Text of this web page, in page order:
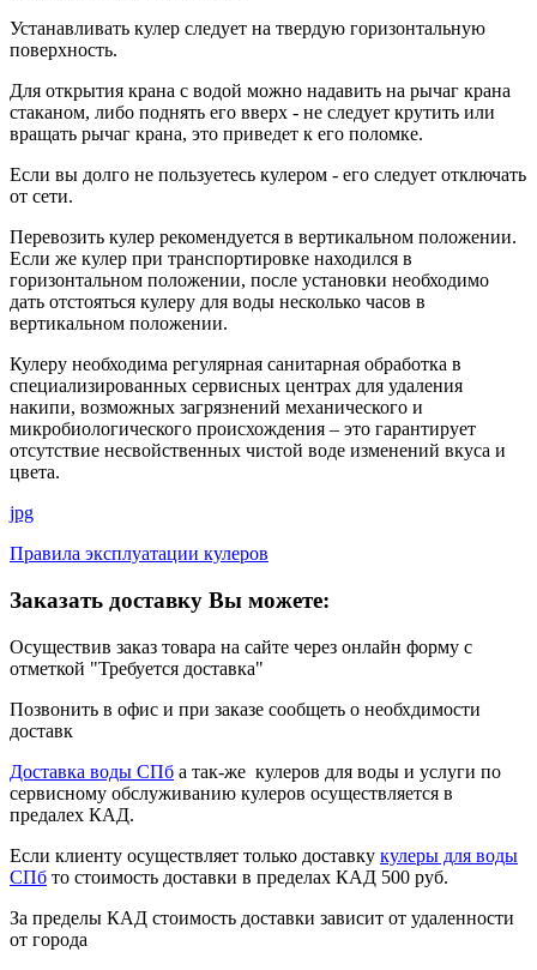
Устанавливать кулер следует на твердую горизонтальную
поверхность.
Для открытия крана с водой можно надавить на рычаг крана
стаканом, либо поднять его вверх - не следует крутить или
вращать рычаг крана, это приведет к его поломке.
Если вы долго не пользуетесь кулером - его следует отключать
от сети.
Перевозить кулер рекомендуется в вертикальном положении.
Если же кулер при транспортировке находился в
горизонтальном положении, после установки необходимо
дать отстояться кулеру для воды несколько часов в
вертикальном положении.
Кулеру необходима регулярная санитарная обработка в
специализированных сервисных центрах для удаления
накипи, возможных загрязнений механического и
микробиологического происхождения – это гарантирует
отсутствие несвойственных чистой воде изменений вкуса и
цвета.
jpg
Правила эксплуатации кулеров
Заказать доставку Вы можете:
Осуществив заказ товара на сайте через онлайн форму с
отметкой "Требуется доставка"
Позвонить в офис и при заказе сообщеть о необхдимости
доставк
Доставка воды СПб а так-же кулеров для воды и услуги по
сервисному обслуживанию кулеров осуществляется в
предалех КАД.
Если клиенту осуществляет только доставку кулеры для воды
СПб то стоимость доставки в пределах КАД 500 руб.
За пределы КАД стоимость доставки зависит от удаленности
от города